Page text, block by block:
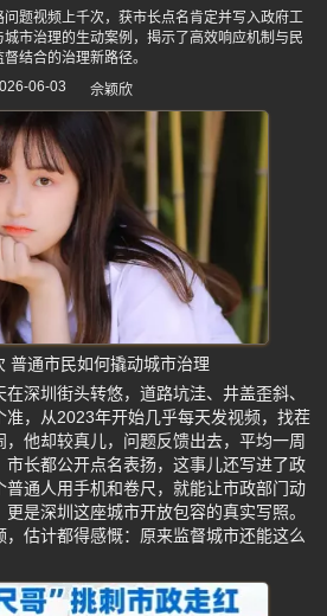
题视频上千次，获市长点名肯定并写入政府工
市治理的生动案例，揭示了高效响应机制与民
督结合的治理新路径。
06-03
佘颖欣
普通市民如何撬动城市治理
深圳街头转悠，道路坑洼、井盖歪斜、
，从2023年开始几乎每天发视频，找茬
他却较真儿，问题反馈出去，平均一周
长都公开点名表扬，这事儿还写进了政
普通人用手机和卷尺，就能让市政部门动
是深圳这座城市开放包容的真实写照。
估计都得感慨：原来监督城市还能这么